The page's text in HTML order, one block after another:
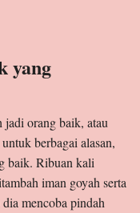
yang
jadi orang baik, atau
berbagai alasan,
baik. Ribuan kali
iman goyah serta
mencoba pindah